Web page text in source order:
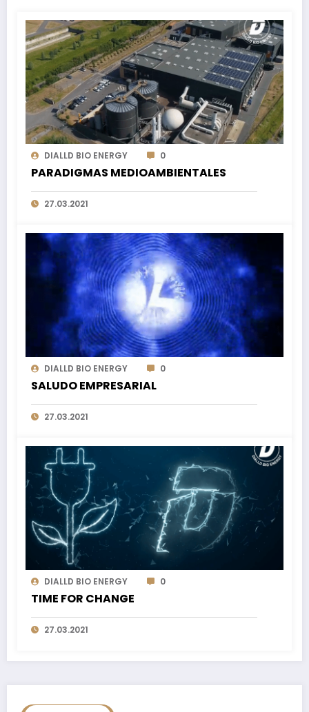
DIALLD BIO ENERGY 0
PARADIGMAS MEDIOAMBIENTALES
27.03.2021
DIALLD BIO ENERGY 0
SALUDO EMPRESARIAL
27.03.2021
DIALLD BIO ENERGY 0
TIME FOR CHANGE
27.03.2021